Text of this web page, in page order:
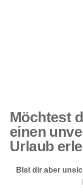
Möchtest
einen
Urlaub
Bist dir aber